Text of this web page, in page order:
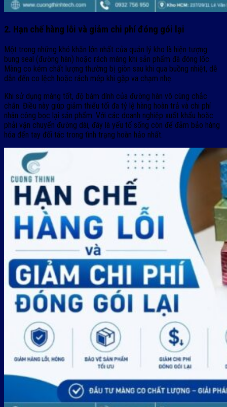
2. Hạn chế hàng lỗi và giảm chi phí đóng gói lại
Một trong những khó khăn lớn nhất của quản lý kho là hiện tượng
bung seal (đường hàn) hoặc rách màng khi sản phẩm đã đóng lốc.
Màng co kém chất lượng thường bị giòn sau khi qua buồng nhiệt, dễ
dẫn đến co lệch hoặc rách mép khi gặp va chạm nhẹ.
Khi sử dụng màng tốt, độ bám dính của đường hàn vô cùng chắc
chắn. Điều này giúp giảm thiểu tối đa tỷ lệ hàng hoàn trả và chi phí
nhân công bọc lại sản phẩm. Với các doanh nghiệp xuất khẩu hoặc
phải vận chuyển đường dài, đây là yếu tố sống còn để đảm bảo hàng
hóa đến tay đối tác trong tình trạng hoàn hảo nhất.